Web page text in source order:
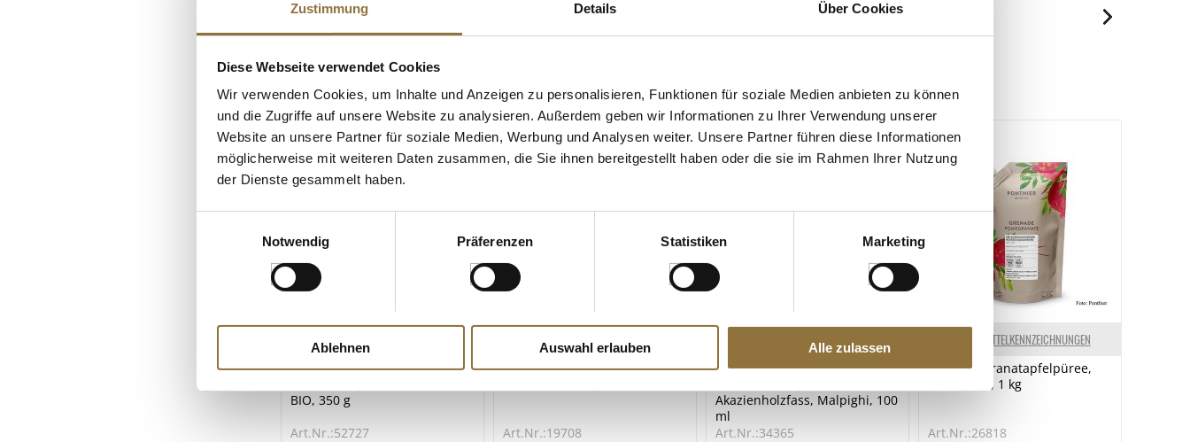
Zustimmung Details Über Cookies
Diese Webseite verwendet Cookies
Wir verwenden Cookies, um Inhalte und Anzeigen zu personalisieren, Funktionen für soziale Medien anbieten zu können
und die Zugriffe auf unsere Website zu analysieren. Außerdem geben wir Informationen zu Ihrer Verwendung unserer
Website an unsere Partner für soziale Medien, Werbung und Analysen weiter. Unsere Partner führen diese Informationen
möglicherweise mit weiteren Daten zusammen, die Sie ihnen bereitgestellt haben oder die sie im Rahmen Ihrer Nutzung
der Dienste gesammelt haben.
Notwendig
Präferenzen Statistiken Marketing
Ablehnen Auswahl erlauben Alle zulassen
2461 kJ/603 kcal
Kohlenhydrate
davon Zucker
Eiweiß
ALLERGENE
Eier
Schalenfrüchte
Milch
KUNDEN KAUFTEN AUCH
LEBENSMITTELKENNZEICHNUNGEN
Breitsamer Immenhof
BIO, 350 g
Art.Nr.:52727
LEBENSMITTELKENNZEICHNUNGEN
Manitoba Mehl, aus
Art.Nr.:19708
LEBENSMITTELKENNZEICHNUNGEN
Balsamico Condiment
Akazienholzfass, Malpighi, 100
ml
Art.Nr.:34365
LEBENSMITTELKENNZEICHNUNGEN
Ponthier Granatapfelpüree,
mit Zucker, 1 kg
Art.Nr.:26818